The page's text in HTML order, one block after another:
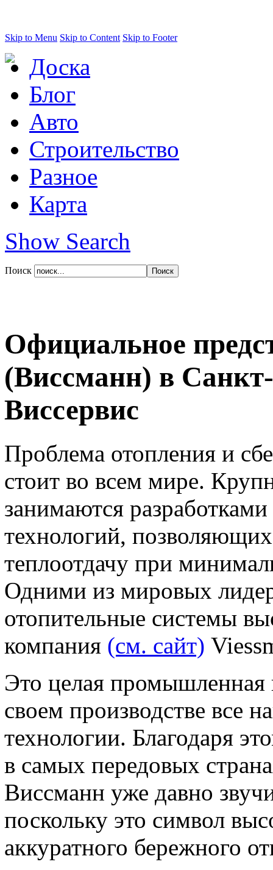
Skip to Menu Skip to Content Skip to Footer
Доска
Блог
Авто
Строительство
Разное
Карта
Show Search
Поиск
Официальное
(Виссманн) в
Виссервис
Проблема отопления и
стоит во всем мире.
занимаются
технологий,
теплоотдачу при
Одними из мировых
отопительные системы
компания (см. сайт)
Это целая промышленная
своем производстве все
технологии. Благодаря
в самых передовых
Виссманн уже давно
поскольку это символ
аккуратного бережного